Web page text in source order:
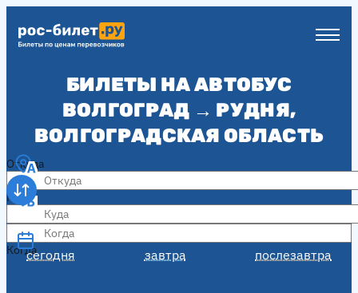
БИЛЕТЫ НА АВТОБУС
ВОЛГОГРАД → РУДНЯ,
ВОЛГОГРАДСКАЯ ОБЛАСТЬ
Откуда
Куда
Когда
сегодня завтра послезавтра
Когда